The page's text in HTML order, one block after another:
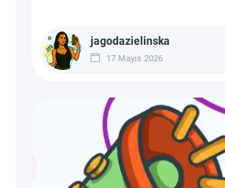
jagodazielinska
17 Mayıs 2026